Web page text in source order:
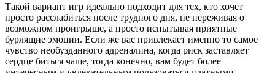
Такой вариант игр идеально подходит для тех, кто хочет
просто расслабиться после трудного дня, не переживая о
возможном проигрыше, а просто испытывая приятные
бурлящие эмоции. Если же вас привлекает именно то самое
чувство необузданного адреналина, когда риск заставляет
сердце биться чаще, тогда конечно, вам будет более